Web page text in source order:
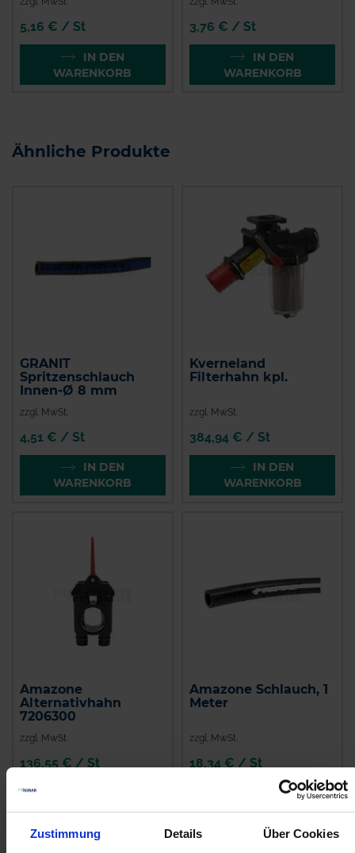
Zustimmung Details Über Cookies
5,16 € / St
IN DEN
WARENKORB
3,76 € / St
IN DEN
WARENKORB
Ähnliche Produkte
GRANIT
Spritzenschlauch
Innen-Ø 8 mm
zzgl. MwSt.
4,51 € / St
IN DEN
WARENKORB
Kverneland
Filterhahn kpl.
zzgl. MwSt.
384,94 € / St
IN DEN
WARENKORB
Amazone
Alternativhahn
7206300
zzgl. MwSt.
136,55 € / St
WARENKORB
Amazone Schlauch, 1
Meter
zzgl. MwSt.
18,34 € / St
IN DEN
WARENKORB